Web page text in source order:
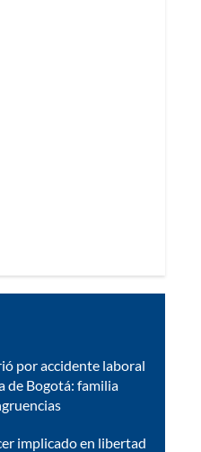
por accidente laboral
de Bogotá: familia
implicado en libertad